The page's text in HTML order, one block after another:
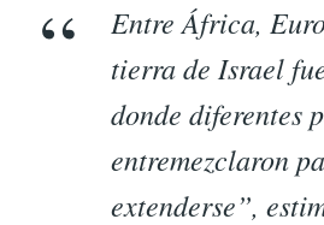
Entre África,
tierra de Israel
donde diferentes
entremezclaron
extenderse”,